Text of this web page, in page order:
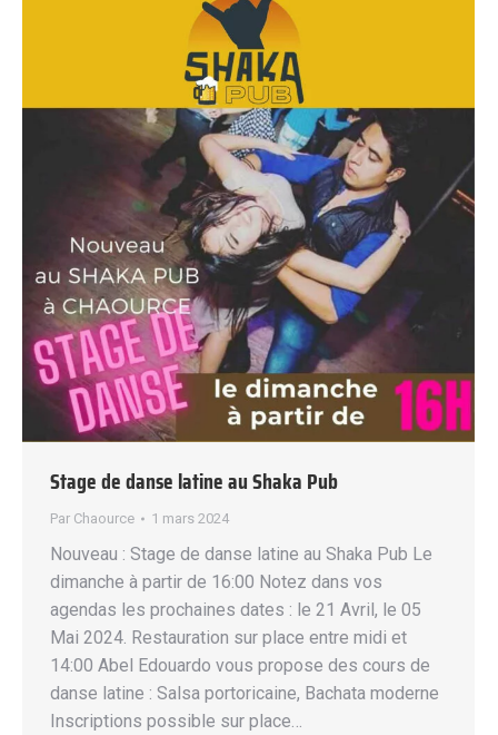
Stage de danse latine au Shaka Pub
Par Chaource 1 mars 2024
Nouveau : Stage de danse latine au Shaka Pub Le
dimanche à partir de 16:00 Notez dans vos
agendas les prochaines dates : le 21 Avril, le 05
Mai 2024. Restauration sur place entre midi et
14:00 Abel Edouardo vous propose des cours de
danse latine : Salsa portoricaine, Bachata moderne
Inscriptions possible sur place…